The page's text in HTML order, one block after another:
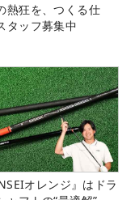
熱狂を、つくる仕
タッフ募集中
オレンジ』はドラ